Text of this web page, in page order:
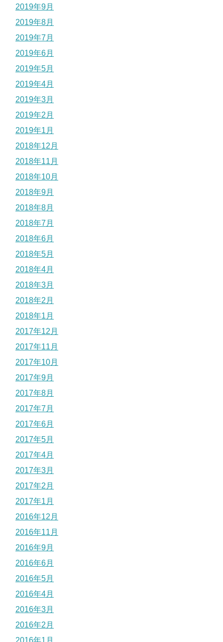
2019年9月
2019年8月
2019年7月
2019年6月
2019年5月
2019年4月
2019年3月
2019年2月
2019年1月
2018年12月
2018年11月
2018年10月
2018年9月
2018年8月
2018年7月
2018年6月
2018年5月
2018年4月
2018年3月
2018年2月
2018年1月
2017年12月
2017年11月
2017年10月
2017年9月
2017年8月
2017年7月
2017年6月
2017年5月
2017年4月
2017年3月
2017年2月
2017年1月
2016年12月
2016年11月
2016年9月
2016年6月
2016年5月
2016年4月
2016年3月
2016年2月
2016年1月